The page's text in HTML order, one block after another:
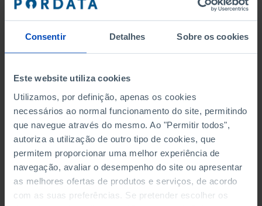
Consentir Detalhes Sobre os cookies
Este website utiliza cookies
Utilizamos, por definição, apenas os cookies
necessários ao normal funcionamento do site, permitindo
que navegue através do mesmo. Ao "Permitir todos",
autoriza a utilização de outro tipo de cookies, que
permitem proporcionar uma melhor experiência de
navegação, avaliar o desempenho do site ou apresentar
as melhores ofertas de produtos e serviços, de acordo
com as suas preferências. Se pretender escolher os
SAÚDE
TURISMO
CASAMENTOS E DIVÓRCIOS
CASAMENTOS
CASAMENTOS CATÓLICOS E NÃO CATÓLICOS
CASAMENTOS DISSOLVIDOS POR MORTE
CASAMENTOS NÃO CATÓLICOS (%)